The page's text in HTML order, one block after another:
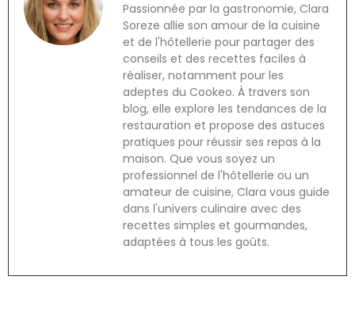
Passionnée par la gastronomie, Clara
Soreze allie son amour de la cuisine
et de l'hôtellerie pour partager des
conseils et des recettes faciles à
réaliser, notamment pour les
adeptes du Cookeo. À travers son
blog, elle explore les tendances de la
restauration et propose des astuces
pratiques pour réussir ses repas à la
maison. Que vous soyez un
professionnel de l'hôtellerie ou un
amateur de cuisine, Clara vous guide
dans l'univers culinaire avec des
recettes simples et gourmandes,
adaptées à tous les goûts.